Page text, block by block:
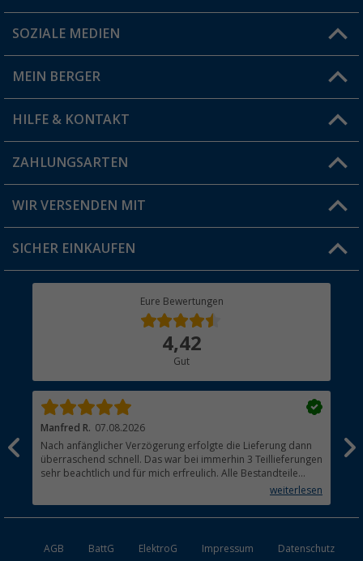
Du hast eine Frage?
Filiale finden
SOZIALE MEDIEN
MEIN BERGER
Vorteilskarte
Blog
Jobs & Karriere
HILFE & KONTAKT
FAQ & Kontakt
Versandinformationen
Rücksendung
ZAHLUNGSARTEN
WIR VERSENDEN MIT
SICHER EINKAUFEN
Eure Bewertungen
4,42
Gut
Manfred R. 07.08.2026
Nach anfänglicher Verzögerung erfolgte die Lieferung dann
überraschend schnell. Das war bei immerhin 3 Teillieferungen
sehr beachtlich und für mich erfreulich. Alle Bestandteile
waren gut verpackt und in Ordnung. Das Gerät (Gasgrill)weiterlesen
AGB BattG ElektroG Impressum Datenschutz